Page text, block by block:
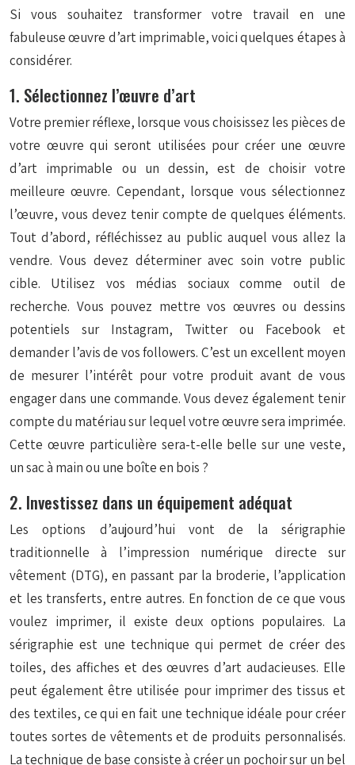
Si vous souhaitez transformer votre travail en une
fabuleuse œuvre d’art imprimable, voici quelques étapes à
considérer.
1. Sélectionnez l’œuvre d’art
Votre premier réflexe, lorsque vous choisissez les pièces de
votre œuvre qui seront utilisées pour créer une œuvre
d’art imprimable ou un dessin, est de choisir votre
meilleure œuvre. Cependant, lorsque vous sélectionnez
l’œuvre, vous devez tenir compte de quelques éléments.
Tout d’abord, réfléchissez au public auquel vous allez la
vendre. Vous devez déterminer avec soin votre public
cible. Utilisez vos médias sociaux comme outil de
recherche. Vous pouvez mettre vos œuvres ou dessins
potentiels sur Instagram, Twitter ou Facebook et
demander l’avis de vos followers. C’est un excellent moyen
de mesurer l’intérêt pour votre produit avant de vous
engager dans une commande. Vous devez également tenir
compte du matériau sur lequel votre œuvre sera imprimée.
Cette œuvre particulière sera-t-elle belle sur une veste,
un sac à main ou une boîte en bois ?
2. Investissez dans un équipement adéquat
Les options d’aujourd’hui vont de la sérigraphie
traditionnelle à l’impression numérique directe sur
vêtement (DTG), en passant par la broderie, l’application
et les transferts, entre autres. En fonction de ce que vous
voulez imprimer, il existe deux options populaires. La
sérigraphie est une technique qui permet de créer des
toiles, des affiches et des œuvres d’art audacieuses. Elle
peut également être utilisée pour imprimer des tissus et
des textiles, ce qui en fait une technique idéale pour créer
toutes sortes de vêtements et de produits personnalisés.
La technique de base consiste à créer un pochoir sur un bel